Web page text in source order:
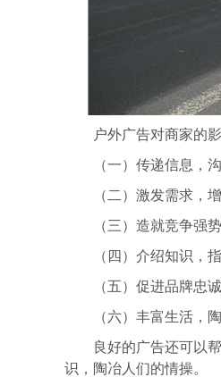
户外广告对商家的
（一）传递信息，
（二）激发需求，
（三）造就竞争强
（四）介绍知识，
（五）促进品牌忠
（六）丰富生活，
良好的广告还可以
识，陶冶人们的情操。